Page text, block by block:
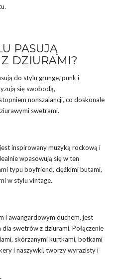
PASUJĄ
DZIURAMI?
do stylu grunge, punk i
się swobodą,
nonszalancji, co doskonale
swetrami.
inspirowany muzyką rockową i
wpasowują się w ten
typu boyfriend, ciężkimi butami,
w stylu vintage.
i awangardowym duchem, jest
swetrów z dziurami. Połączenie
skórzanymi kurtkami, botkami
i naszywki, tworzy wyrazisty i